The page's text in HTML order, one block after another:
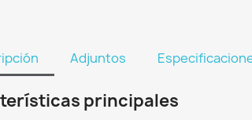
Adjuntos
principales